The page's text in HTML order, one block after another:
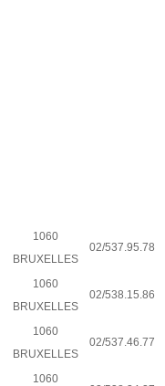
1060
BRUXELLES
02/537.95.78
1060
BRUXELLES
02/538.15.86
1060
BRUXELLES
02/537.46.77
1060